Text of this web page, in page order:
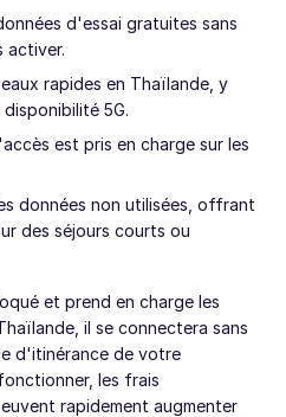
d'essai gratuites sans
activer.
rapides en Thaïlande, y
5G.
est pris en charge sur les
données non utilisées, offrant
des séjours courts ou
et prend en charge les
il se connectera sans
d'itinérance de votre
les frais
rapidement augmenter